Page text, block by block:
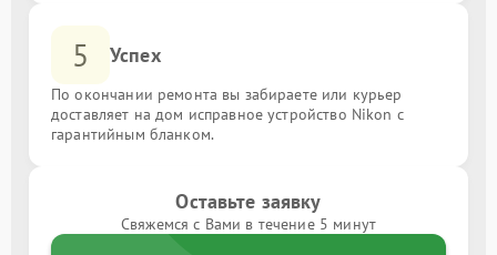
5 Успех
По окончании ремонта вы забираете или курьер
доставляет на дом исправное устройство Nikon с
гарантийным бланком.
Оставьте заявку
Свяжемся с Вами в течение 5 минут